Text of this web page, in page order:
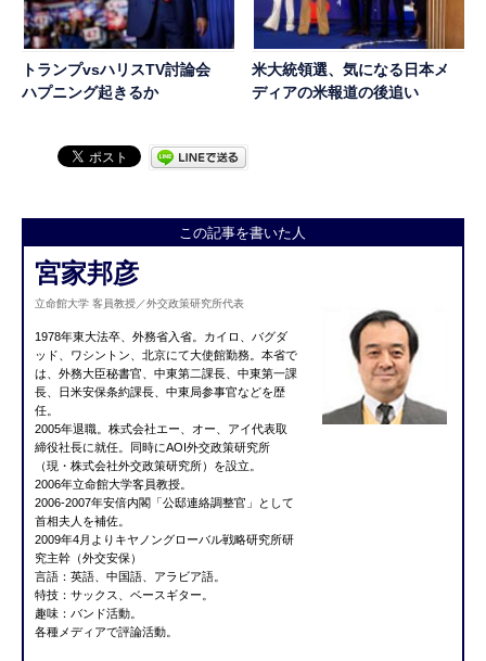
トランプvsハリスTV討論会
ハプニング起きるか
米大統領選、気になる日本メ
ディアの米報道の後追い
この記事を書いた人
宮家邦彦
立命館大学 客員教授／外交政策研究所代表
1978年東大法卒、外務省入省。カイロ、バグダ
ッド、ワシントン、北京にて大使館勤務。本省で
は、外務大臣秘書官、中東第二課長、中東第一課
長、日米安保条約課長、中東局参事官などを歴
任。
2005年退職。株式会社エー、オー、アイ代表取
締役社長に就任。同時にAOI外交政策研究所
（現・株式会社外交政策研究所）を設立。
2006年立命館大学客員教授。
2006-2007年安倍内閣「公邸連絡調整官」として
首相夫人を補佐。
2009年4月よりキヤノングローバル戦略研究所研
究主幹（外交安保）
言語：英語、中国語、アラビア語。
特技：サックス、ベースギター。
趣味：バンド活動。
各種メディアで評論活動。